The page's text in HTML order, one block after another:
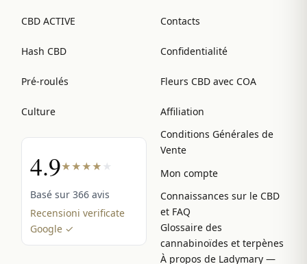
CBD ACTIVE
Hash CBD
Pré-roulés
Culture
4.9★★★★ ★
Basé sur 366 avis
Recensioni verificate
Google ✓
Contacts
Confidentialité
Fleurs CBD avec COA
Affiliation
Conditions Générales de
Vente
Mon compte
Connaissances sur le CBD
et FAQ
Glossaire des
cannabinoïdes et terpènes
À propos de Ladymary —